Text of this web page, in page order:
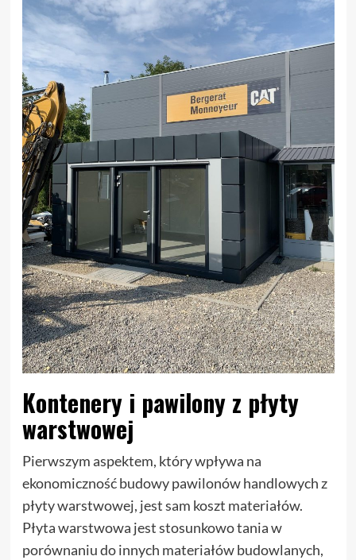
Kontenery i pawilony z płyty
warstwowej
Pierwszym aspektem, który wpływa na
ekonomiczność budowy pawilonów handlowych z
płyty warstwowej, jest sam koszt materiałów.
Płyta warstwowa jest stosunkowo tania w
porównaniu do innych materiałów budowlanych,